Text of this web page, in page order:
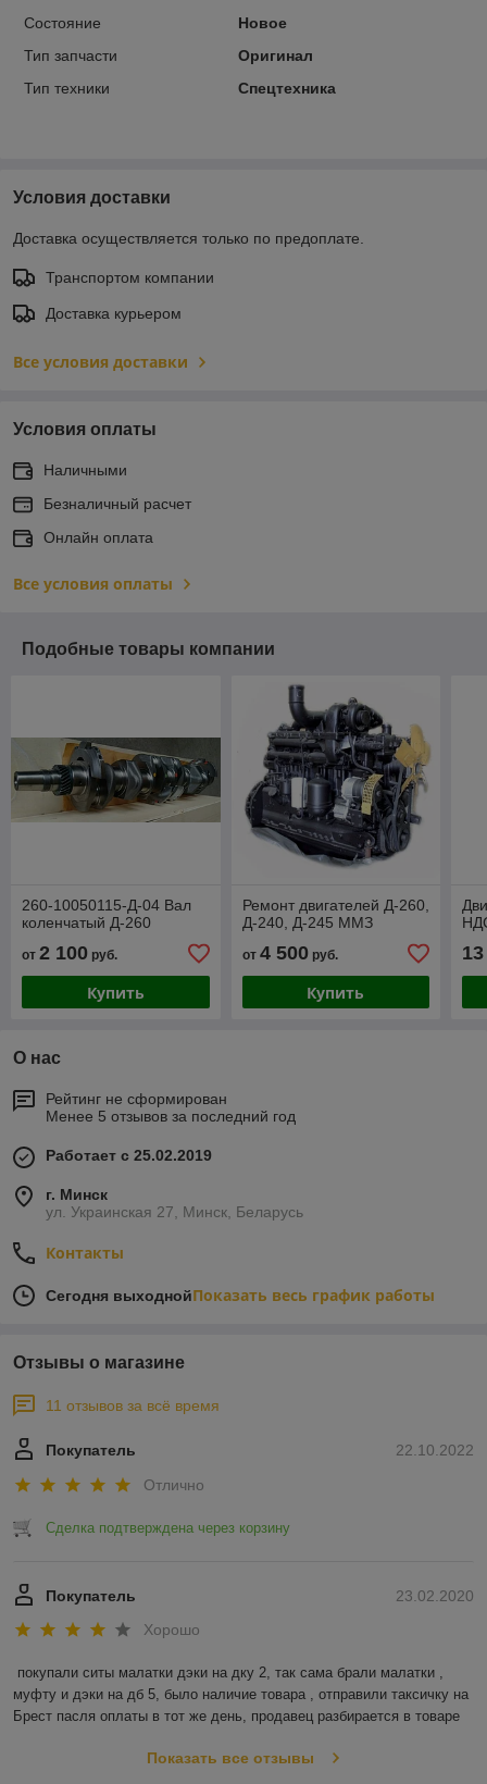
Состояние
Новое
Тип запчасти
Оригинал
Тип техники
Спецтехника
Условия доставки
Доставка осуществляется только по предоплате.
Транспортом компании
Доставка курьером
Все условия доставки
Условия оплаты
Наличными
Безналичный расчет
Онлайн оплата
Все условия оплаты
Подобные товары компании
260-10050115-Д-04 Вал
коленчатый Д-260
от 2 100 руб.
Купить
Ремонт двигателей Д-260,
Д-240, Д-245 ММЗ
от 4 500руб.
Купить
О нас
Рейтинг не сформирован
Менее 5 отзывов за последний год
Работает с 25.02.2019
г. Минск
ул. Украинская 27, Минск, Беларусь
Контакты
Сегодня выходнойПоказать весь график работы
Отзывы о магазине
11 отзывов за всё время
22.10.2022
Покупатель
Отлично
Сделка подтверждена через корзину
23.02.2020
Покупатель
Хорошо
покупали ситы малатки дэки на дку 2, так сама брали малатки ,
муфту и дэки на дб 5, было наличие товара , отправили таксичку на
Брест пасля оплаты в тот же день, продавец разбирается в товаре
Показать все отзывы